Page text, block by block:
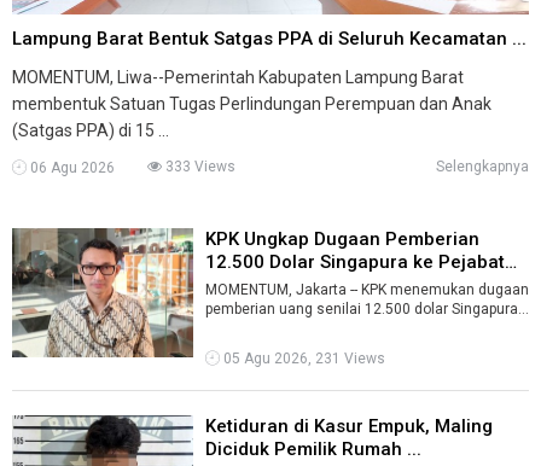
Lampung Barat Bentuk Satgas PPA di Seluruh Kecamatan ...
MOMENTUM, Liwa--Pemerintah Kabupaten Lampung Barat
membentuk Satuan Tugas Perlindungan Perempuan dan Anak
(Satgas PPA) di 15 ...
06 Agu 2026 333 Views Selengkapnya
KPK Ungkap Dugaan Pemberian
12.500 Dolar Singapura ke Pejabat
Kem ...
MOMENTUM, Jakarta -- KPK menemukan dugaan
pemberian uang senilai 12.500 dolar Singapura
05 Agu 2026, 231 Views
Ketiduran di Kasur Empuk, Maling
Diciduk Pemilik Rumah ...